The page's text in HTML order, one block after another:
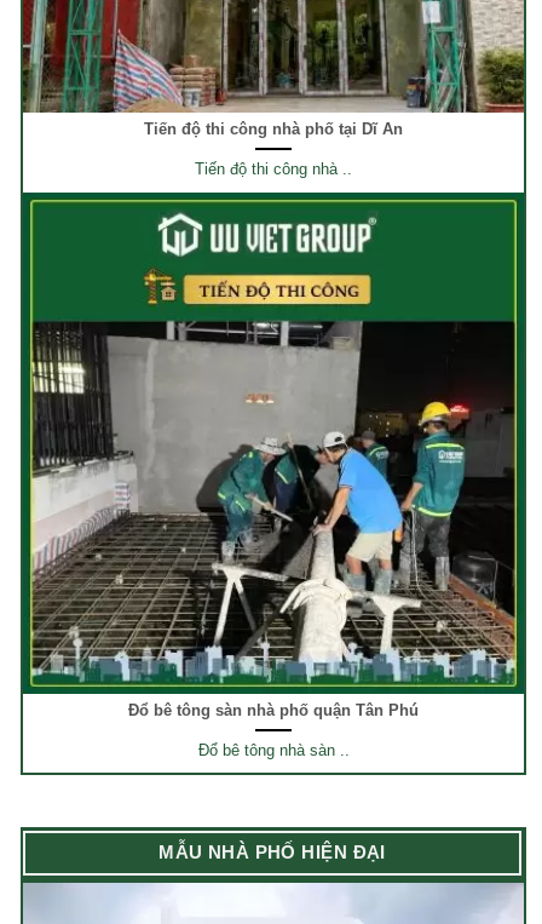
Tiến độ thi công nhà phố tại Dĩ An
Tiến độ thi công nhà ..
Đổ bê tông sàn nhà phố quận Tân Phú
Đổ bê tông nhà sàn ..
MẪU NHÀ PHỐ HIỆN ĐẠI